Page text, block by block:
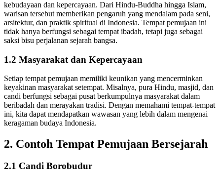
kebudayaan dan kepercayaan. Dari Hindu-Buddha hingga Islam,
warisan tersebut memberikan pengaruh yang mendalam pada seni,
arsitektur, dan praktik spiritual di Indonesia. Tempat pemujaan ini
tidak hanya berfungsi sebagai tempat ibadah, tetapi juga sebagai
saksi bisu perjalanan sejarah bangsa.
1.2 Masyarakat dan Kepercayaan
Setiap tempat pemujaan memiliki keunikan yang mencerminkan
keyakinan masyarakat setempat. Misalnya, pura Hindu, masjid, dan
candi berfungsi sebagai pusat berkumpulnya masyarakat dalam
beribadah dan merayakan tradisi. Dengan memahami tempat-tempat
ini, kita dapat mendapatkan wawasan yang lebih dalam mengenai
keragaman budaya Indonesia.
2. Contoh Tempat Pemujaan Bersejarah
2.1 Candi Borobudur